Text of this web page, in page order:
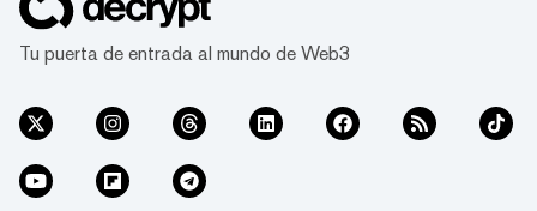
Tu puerta de entrada al mundo de Web3